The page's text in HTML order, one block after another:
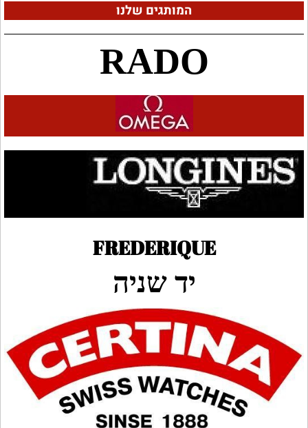
המותגים שלנו
RADO
FREDERIQUE
יד שניה